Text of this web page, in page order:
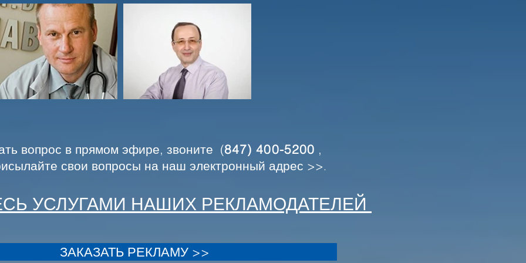
вопрос в прямом эфире, звоните (847) 400-5200 ,
свои вопросы на наш электронный адрес >>.
УСЛУГАМИ НАШИХ РЕКЛАМОДАТЕЛЕЙ
ЗАКАЗАТЬ РЕКЛАМУ >>